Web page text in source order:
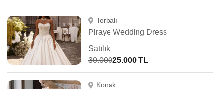
Torbalı
Piraye Wedding Dress
Satılık
30.00025.000 TL
Konak